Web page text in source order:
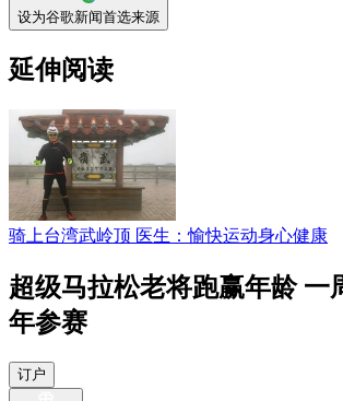
设为谷歌新闻首选来源
延伸阅读
骑上台湾武岭顶 医生：愉快运动身心健康
超级马拉松老将跑赢年龄 一
年参赛
订户